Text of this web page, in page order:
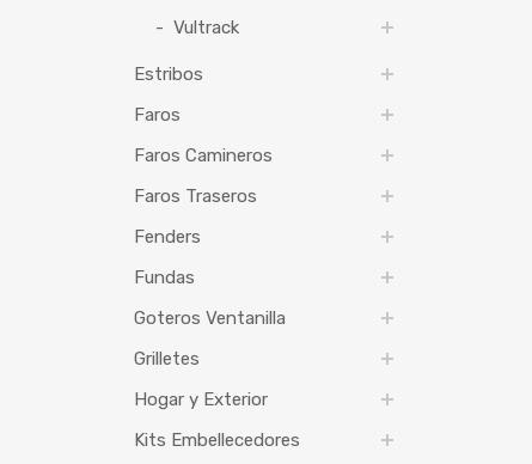
Vultrack
Estribos
Faros
Faros Camineros
Faros Traseros
Fenders
Fundas
Goteros Ventanilla
Grilletes
Hogar y Exterior
Kits Embellecedores